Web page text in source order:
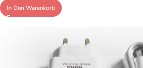
In Den Warenkorb